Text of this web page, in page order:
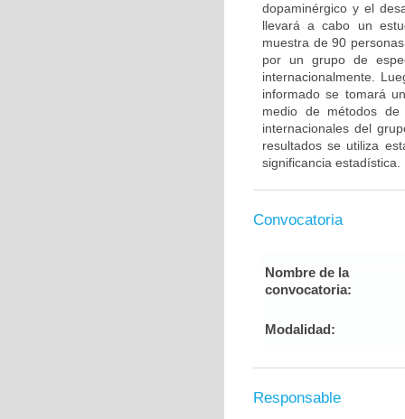
dopaminérgico y el
llevará a cabo un
muestra de 90
por un grupo de
internacionalmente.
informado se tomará
medio de métodos de
internacionales del
resultados se utiliza
significancia estadística.
Convocatoria
Nombre de la
convocatoria:
Modalidad:
Responsable